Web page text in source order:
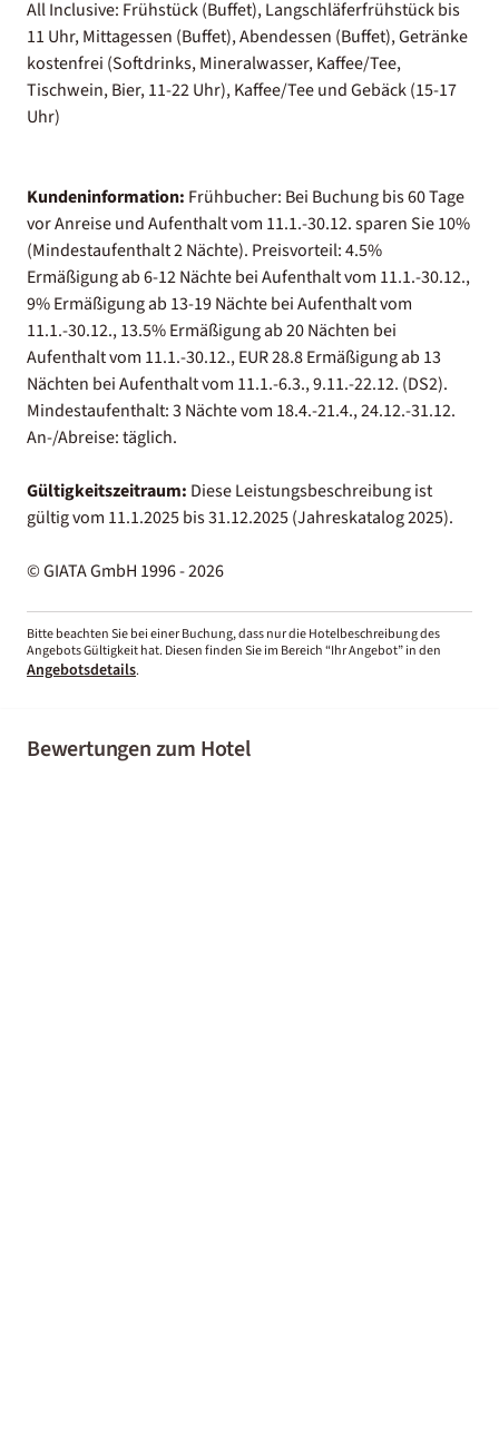
All Inclusive: Frühstück (Buffet), Langschläferfrühstück bis
11 Uhr, Mittagessen (Buffet), Abendessen (Buffet), Getränke
kostenfrei (Softdrinks, Mineralwasser, Kaffee/Tee,
Tischwein, Bier, 11-22 Uhr), Kaffee/Tee und Gebäck (15-17
Uhr)
Kundeninformation: Frühbucher: Bei Buchung bis 60 Tage
vor Anreise und Aufenthalt vom 11.1.-30.12. sparen Sie 10%
(Mindestaufenthalt 2 Nächte). Preisvorteil: 4.5%
Ermäßigung ab 6-12 Nächte bei Aufenthalt vom 11.1.-30.12.,
9% Ermäßigung ab 13-19 Nächte bei Aufenthalt vom
11.1.-30.12., 13.5% Ermäßigung ab 20 Nächten bei
Aufenthalt vom 11.1.-30.12., EUR 28.8 Ermäßigung ab 13
Nächten bei Aufenthalt vom 11.1.-6.3., 9.11.-22.12. (DS2).
Mindestaufenthalt: 3 Nächte vom 18.4.-21.4., 24.12.-31.12.
An-/Abreise: täglich.
Gültigkeitszeitraum: Diese Leistungsbeschreibung ist
gültig vom 11.1.2025 bis 31.12.2025 (Jahreskatalog 2025).
© GIATA GmbH 1996 - 2026
Bitte beachten Sie bei einer Buchung, dass nur die Hotelbeschreibung des
Angebots Gültigkeit hat. Diesen finden Sie im Bereich “Ihr Angebot” in den
Angebotsdetails.
Bewertungen zum Hotel